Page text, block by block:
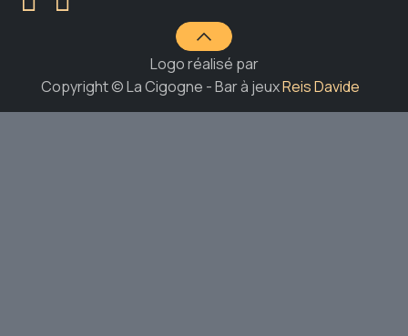
Logo réalisé par
Copyright © La Cigogne - Bar à jeuxReis Davide